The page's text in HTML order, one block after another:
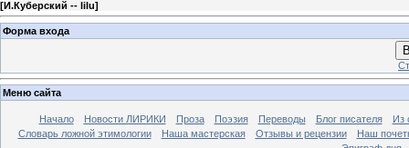
[И.Куберский -- lilu]
Форма входа
Меню сайта
Начало Новости ЛИРИКИ Проза Поэзия Переводы Блог писателя
Из
Словарь ложной этимологии
Наша мастерская Отзывы и рецензии
Наш